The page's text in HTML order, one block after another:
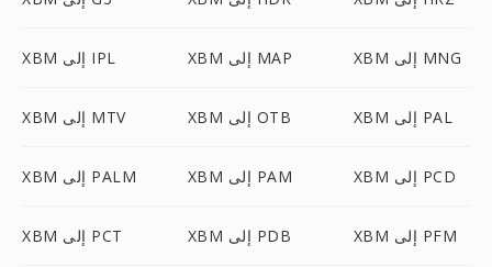
XBM إلى IPL XBM إلى MAP XBM إلى MNG
XBM إلى MTV XBM إلى OTB XBM إلى PAL
XBM إلى PALM XBM إلى PAM XBM إلى PCD
XBM إلى PCT XBM إلى PDB XBM إلى PFM